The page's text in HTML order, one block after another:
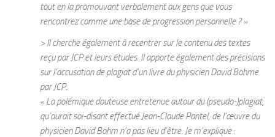
tout en la promouvant verbalement aux gens que vous
rencontrez comme une base de progression personnelle ? »
> Il cherche également à recentrer sur le contenu des textes
reçu par JCP et leurs études. Il apporte également des précisions
sur l’accusation de plagiat d’un livre du physicien David Bohme
par JCP.
« La polémique douteuse entretenue autour du (pseudo-)plagiat,
qu’aurait soi-disant effectué Jean-Claude Pantel, de l’œuvre du
physicien David Bohm n’a pas lieu d’être. Je m’explique :